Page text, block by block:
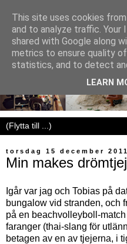
torsdag 15 december 2011
Min makes
Igår var jag och Tobias på
bungalow vid stranden, och
på en beachvolleyboll-
faranger (thai-slang för
betagen av en av tjejerna, i
This site uses cookies
and to analyze traffic. Your
shared with Google along
metrics to ensure quality
statistics, and to detect
LEARN